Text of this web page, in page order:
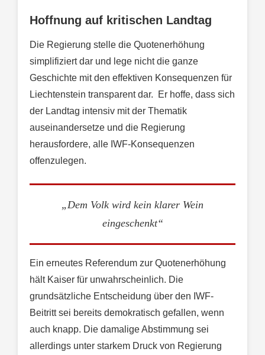
Hoffnung auf kritischen Landtag
Die Regierung stelle die Quotenerhöhung
simplifiziert dar und lege nicht die ganze
Geschichte mit den effektiven Konsequenzen für
Liechtenstein transparent dar. Er hoffe, dass sich
der Landtag intensiv mit der Thematik
auseinandersetze und die Regierung
herausfordere, alle IWF-Konsequenzen
offenzulegen.
„Dem Volk wird kein klarer Wein
eingeschenkt“
Ein erneutes Referendum zur Quotenerhöhung
hält Kaiser für unwahrscheinlich. Die
grundsätzliche Entscheidung über den IWF-
Beitritt sei bereits demokratisch gefallen, wenn
auch knapp. Die damalige Abstimmung sei
allerdings unter starkem Druck von Regierung